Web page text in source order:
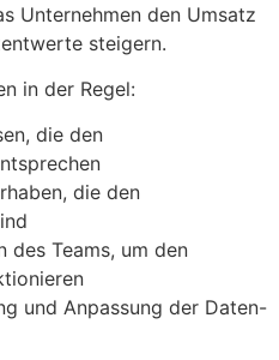
Unternehmen den Umsatz
steigern.
in der Regel:
die den
die den
des Teams, um den
und Anpassung der Daten-